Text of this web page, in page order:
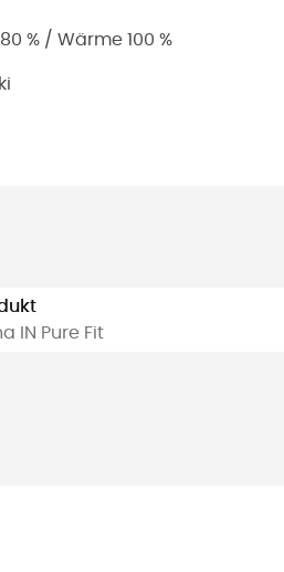
% / Wärme 100 %
IN Pure Fit